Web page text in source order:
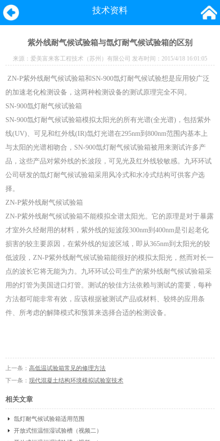
技术资料
紫外线耐气候试验箱与氙灯耐气候试验箱的区别
来源： 爱美富来客工程技术（苏州）有限公司 发布时间：2015/4/18 16:01:05
ZN-P紫外线耐气候试验箱和SN-900氙灯耐气候试验想是应用较广泛
的加速老化检测设备，这两种检测设备的测试原理完全不同。
SN-900氙灯耐气候试验箱
SN-900氙灯耐气候试验箱模拟太阳光的所有光谱(全光谱)，包括紫外
线(UV)、可见和红外线(IR)氙灯光谱在295nm到800nm范围内基本上
与太阳的光谱相吻合，SN-900氙灯耐气候试验箱被用来测试许多产
品，这些产品对紫外线的长波段，可见光及红外线较敏感。九环环试
公司研发的氙灯耐气候试验箱采用风冷式和水冷式结构可供客户选
择。
ZN-P紫外线耐气候试验箱
ZN-P紫外线耐气候试验箱不能模拟全谱太阳光。它的原理是对于暴露
才室外久经耐用的材料，紫外线的短波段300nm到400nm是引起老化
损害的较主要原因，在紫外线的短波区域，即从365nm到太阳光的较
低波段，ZN-P紫外线耐气候试验箱能很好的模拟太阳光，然而对长一
点的波长它将无能为力。九环环试公司生产的紫外线耐气候试验箱采
用的灯管为美国进口灯管。测试的较佳方法依赖与测试的需要，每种
方法都可能非常有效，应该根据被测试产品或材料、较终的应用条
件、所考虑的解降模式和预算来选择合适的检测设备。
上一条：高低温试验箱常见的修理方法
下一条：现代混凝土结构环境模拟试验室技术
相关文章
氙灯耐气候试验箱适用范围
开放式恒温恒湿试验槽（视频二）